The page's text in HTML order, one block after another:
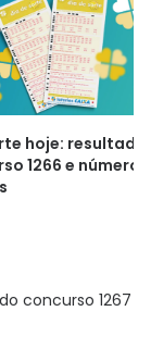
hoje: resultado
1266 e números
concurso 1267